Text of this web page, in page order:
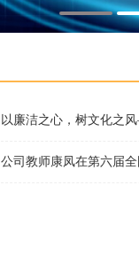
以廉洁之心，树文化之
公司教师康凤在第六届